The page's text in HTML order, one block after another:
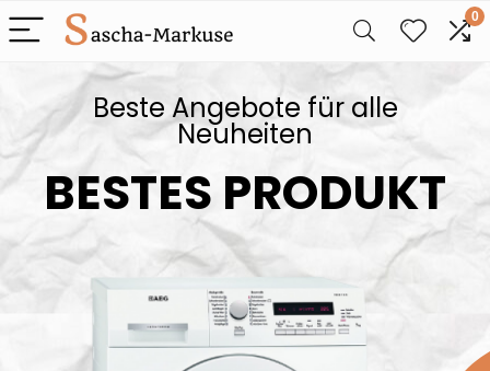
0
Beste Angebote für alle
Neuheiten
BESTES PRODUKT